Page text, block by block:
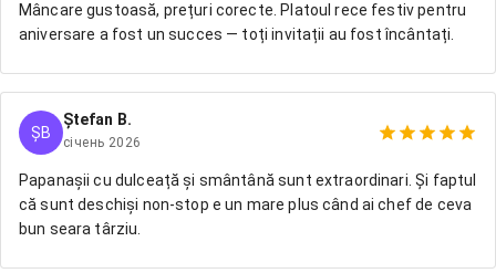
Mâncare gustoasă, prețuri corecte. Platoul rece festiv pentru
aniversare a fost un succes — toți invitații au fost încântați.
ȘB
Ștefan B.
січень 2026
Papanașii cu dulceață și smântână sunt extraordinari. Și faptul
că sunt deschiși non-stop e un mare plus când ai chef de ceva
bun seara târziu.